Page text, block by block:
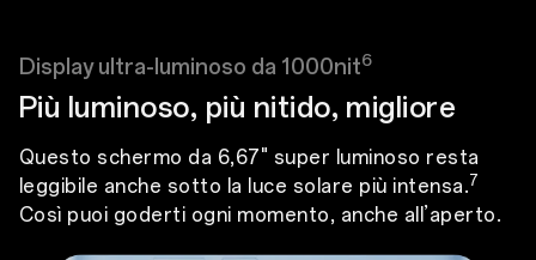
Display ultra-luminoso da 1000nit6
Più luminoso, più nitido, migliore
Questo schermo da 6,67" super luminoso resta
leggibile anche sotto la luce solare più intensa. 7
Così puoi goderti ogni momento, anche all’aperto.